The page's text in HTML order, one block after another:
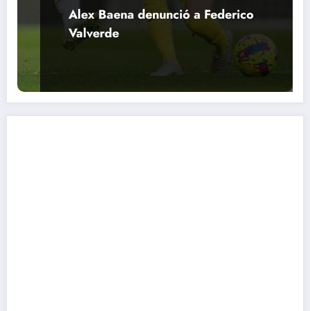
Alex Baena denunció a Federico
Valverde